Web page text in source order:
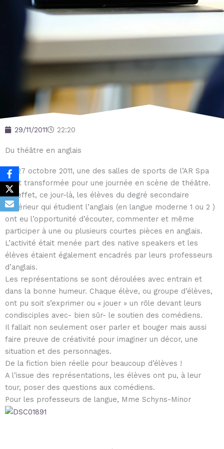
29/11/2011 22:20
Du théâtre en anglais
Ce 27 octobre 2011, une des salles de sports de l’AR Spa
s’est transformée pour une journée en scène de théâtre.
En effet, ce jour-là, les élèves du degré secondaire
supérieur qui étudient l’anglais (en langue moderne 1 ou 2 )
ont eu l’opportunité d’écouter, commenter et même
participer à une ou plusieurs courtes pièces en anglais.
L’activité était menée part des native speakers et les
élèves étaient également encadrés par leurs professeurs
d’anglais.
Les représentations se sont déroulées avec entrain et
dans la bonne humeur. Chaque élève, ou groupe d’élèves,
ont pu soit s’exprimer ou « jouer » un rôle devant leurs
condisciples avec- bien sûr- le soutien des comédiens.
Il fallait non seulement oser parler et bouger mais aussi
faire preuve de créativité pour imaginer un décor, une
situation et des personnages.
De la fiction bien réelle pour beaucoup d’élèves !
A l’issue des représentations, les élèves ont pu, à leur
tour, poser des questions aux comédiens.
Pour les professeurs de langue, Mme Schyns-Minor